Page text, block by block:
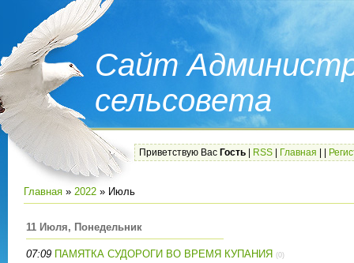
Сайт
сельсовета
Приветствую Вас Гость RSS Главная
Главная » 2022 » Июль
11 Июля, Понедельник
07:09 ПАМЯТКА СУДОРОГИ ВО ВРЕМЯ КУПАНИЯ (0)